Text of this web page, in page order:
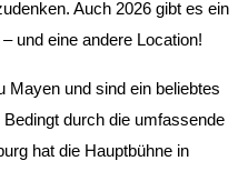
Auch 2026 gibt es ein
und eine andere Location!
Mayen und sind ein beliebtes
durch die umfassende
hat die Hauptbühne in